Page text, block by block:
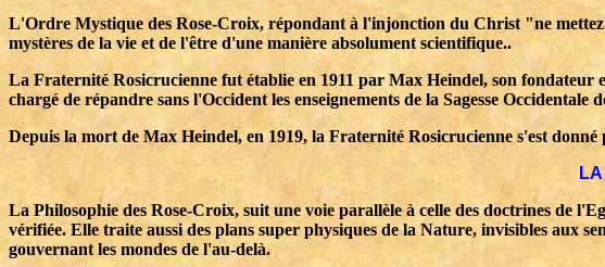
L'Ordre Mystique des Rose-Croix, répondant à l'injonction du Christ "ne mettez
mystères de la vie et de l'être d'une manière absolument scientifique..
La Fraternité Rosicrucienne fut établie en 1911 par Max Heindel, son fondateur
chargé de répandre sans l'Occident les enseignements de la Sagesse Occidentale
Depuis la mort de Max Heindel, en 1919, la Fraternité Rosicrucienne s'est
La Philosophie des Rose-Croix, suit une voie parallèle à celle des doctrines de
vérifiée. Elle traite aussi des plans super physiques de la Nature, invisibles aux
gouvernant les mondes de l'au-delà.